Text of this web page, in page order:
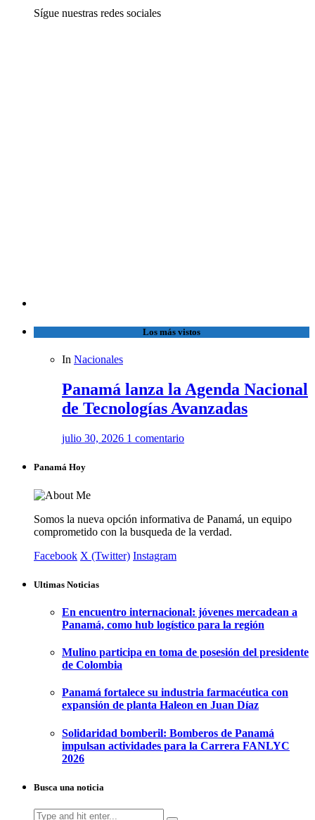
Sígue nuestras redes sociales
Los más vistos
In Nacionales
Panamá lanza la Agenda Nacional
de Tecnologías Avanzadas
julio 30, 2026 1 comentario
Panamá Hoy
Somos la nueva opción informativa de Panamá, un equipo
comprometido con la busqueda de la verdad.
Facebook X (Twitter) Instagram
Ultimas Noticias
En encuentro internacional: jóvenes mercadean a
Panamá, como hub logístico para la región
Mulino participa en toma de posesión del presidente
de Colombia
Panamá fortalece su industria farmacéutica con
expansión de planta Haleon en Juan Díaz
Solidaridad bomberil: Bomberos de Panamá
impulsan actividades para la Carrera FANLYC
2026
Busca una noticia
Search